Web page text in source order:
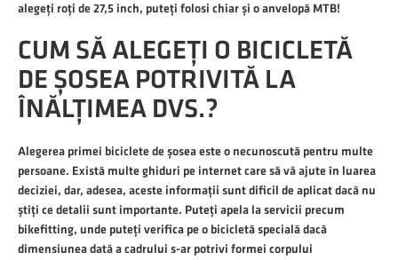
alegeți roți de 27,5 inch, puteți folosi chiar și o anvelopă MTB!
CUM SĂ ALEGEȚI O BICICLETĂ
DE ȘOSEA POTRIVITĂ LA
ÎNĂLȚIMEA DVS.?
Alegerea primei biciclete de șosea este o necunoscută pentru multe
persoane. Există multe ghiduri pe internet care să vă ajute în luarea
deciziei, dar, adesea, aceste informații sunt dificil de aplicat dacă nu
știți ce detalii sunt importante. Puteți apela la servicii precum
bikefitting, unde puteți verifica pe o bicicletă specială dacă
dimensiunea dată a cadrului s-ar potrivi formei corpului